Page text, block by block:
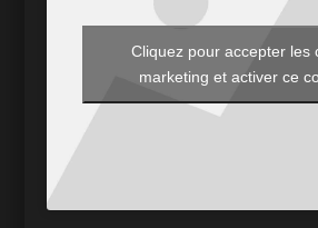
Cliquez pour accepter les
marketing et activer ce